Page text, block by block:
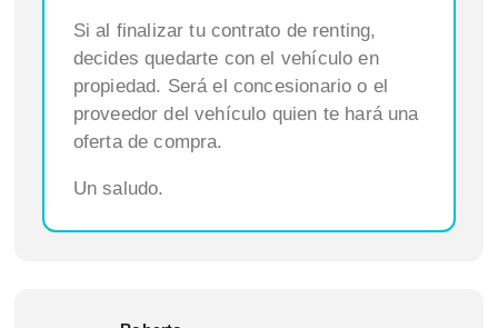
Si al finalizar tu contrato de renting,
decides quedarte con el vehículo en
propiedad. Será el concesionario o el
proveedor del vehículo quien te hará una
oferta de compra.
Un saludo.